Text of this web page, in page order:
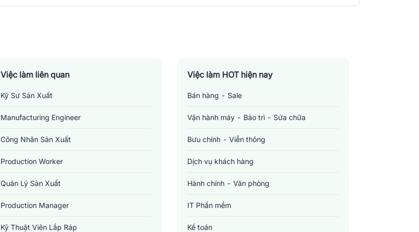
Việc làm liên quan
Kỹ Sư Sản Xuất
Manufacturing Engineer
Công Nhân Sản Xuất
Production Worker
Quản Lý Sản Xuất
Production Manager
Kỹ Thuật Viên Lắp Ráp
Việc làm HOT hiện nay
Bán hàng - Sale
Vận hành máy - Bảo trì - Sửa chữa
Bưu chính - Viễn thông
Dịch vụ khách hàng
Hành chính - Văn phòng
IT Phần mềm
Kế toán